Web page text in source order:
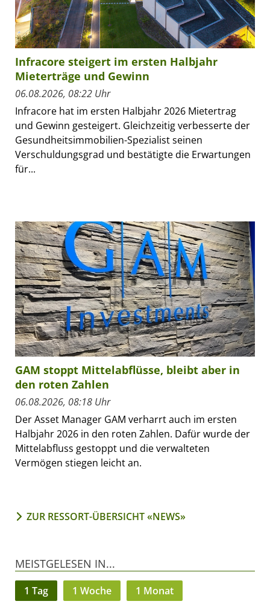
Infracore steigert im ersten Halbjahr
Mieterträge und Gewinn
06.08.2026, 08:22 Uhr
Infracore hat im ersten Halbjahr 2026 Mietertrag
und Gewinn gesteigert. Gleichzeitig verbesserte der
Gesundheitsimmobilien-Spezialist seinen
Verschuldungsgrad und bestätigte die Erwartungen
für...
GAM stoppt Mittelabflüsse, bleibt aber in
den roten Zahlen
06.08.2026, 08:18 Uhr
Der Asset Manager GAM verharrt auch im ersten
Halbjahr 2026 in den roten Zahlen. Dafür wurde der
Mittelabfluss gestoppt und die verwalteten
Vermögen stiegen leicht an.
ZUR RESSORT-ÜBERSICHT «NEWS»
MEISTGELESEN IN...
1 Tag 1 Woche 1 Monat